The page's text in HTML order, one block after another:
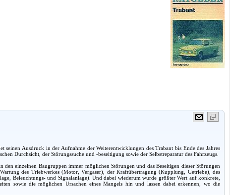
Ausdruck in der Aufnahme der Weiterentwicklungen des Trabant bis Ende des Jahres
Durchsicht, der Störungssuche und -beseitigung sowie der Selbstreparatur des Fahrzeugs.
einzelnen Baugruppen immer möglichen Störungen und das Beseitigen dieser Störungen
des Triebwerkes (Motor, Vergaser), der Kraftübertragung (Kupplung, Getriebe), des
Beleuchtungs- und Signalanlage). Und dabei wiederum wurde größter Wert auf konkrete,
sowie die möglichen Ursachen eines Mangels hin und lassen dabei erkennen, wo die